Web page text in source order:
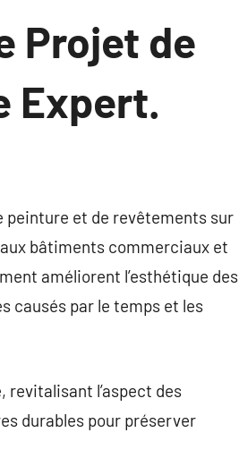
Projet de
Expert.
peinture et de revêtements sur
bâtiments commerciaux et
améliorent l’esthétique des
causés par le temps et les
l’aspect des
durables pour préserver